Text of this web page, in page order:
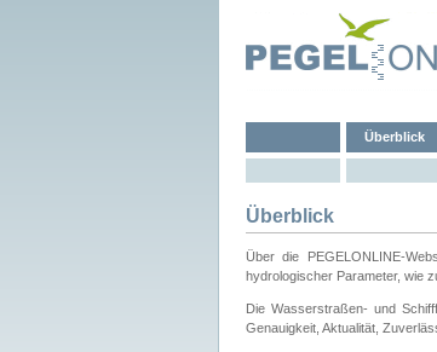
Überblick
Überblick
Über die PEGELONLINE-
hydrologischer Parameter, wie
Die Wasserstraßen- und
Genauigkeit, Aktualität,